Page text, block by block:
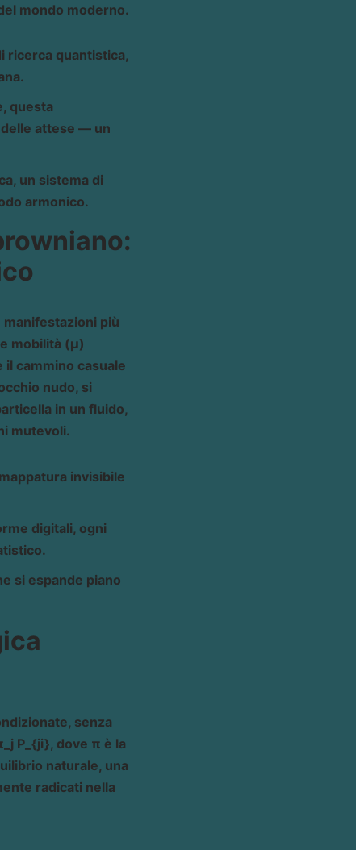
mondo moderno.
ricerca quantistica,
questa
attese — un
un sistema di
armonico.
più
mobilità (μ)
cammino casuale
nudo, si
in un fluido,
mutevoli.
invisibile
digitali, ogni
si espande piano
senza
P_{ji}, dove π è la
naturale, una
radicati nella